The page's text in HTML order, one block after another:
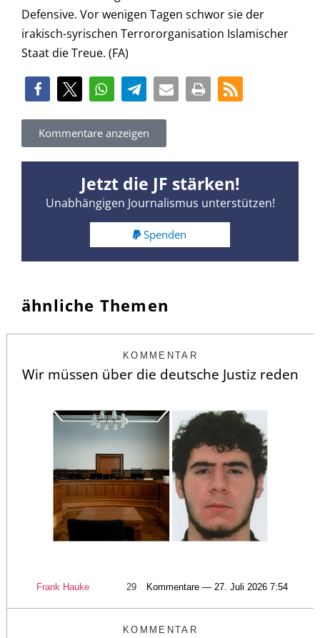
Defensive. Vor wenigen Tagen schwor sie der
irakisch-syrischen Terrororganisation Islamischer
Staat die Treue. (FA)
Kommentare anzeigen
Jetzt die JF stärken!
Unabhängigen Journalismus unterstützen!
Spenden
ähnliche Themen
KOMMENTAR
Wir müssen über die deutsche Justiz reden
Frank Hauke 29 Kommentare — 27. Juli 2026 7:54
KOMMENTAR